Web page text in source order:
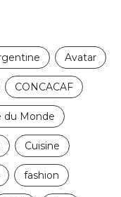
Avatar
CONCACAF
du Monde
Cuisine
fashion